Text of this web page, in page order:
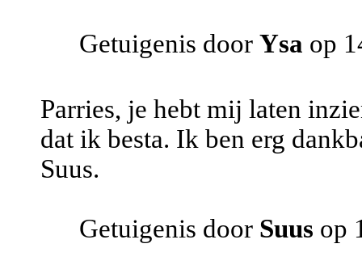
Getuigenis door Ysa op
Parries, je hebt mij laten
dat ik besta. Ik ben erg
Suus.
Getuigenis door Suus op